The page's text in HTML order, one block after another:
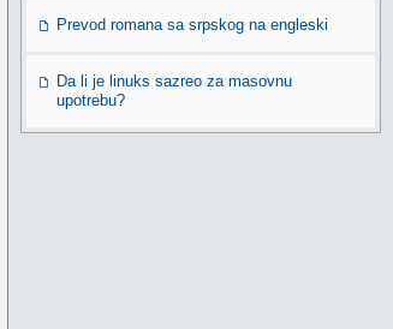
Prevod romana sa srpskog na engleski
Da li je linuks sazreo za masovnu
upotrebu?